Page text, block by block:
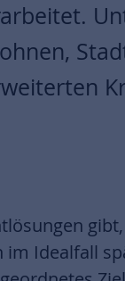
im Idealfall